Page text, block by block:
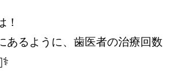
！
あるように、歯医者の治療回数